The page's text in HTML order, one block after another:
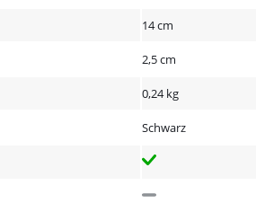
14 cm
2,5 cm
0,24 kg
Schwarz